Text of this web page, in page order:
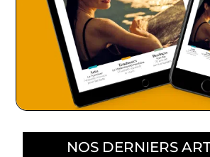
NOS DERNIERS